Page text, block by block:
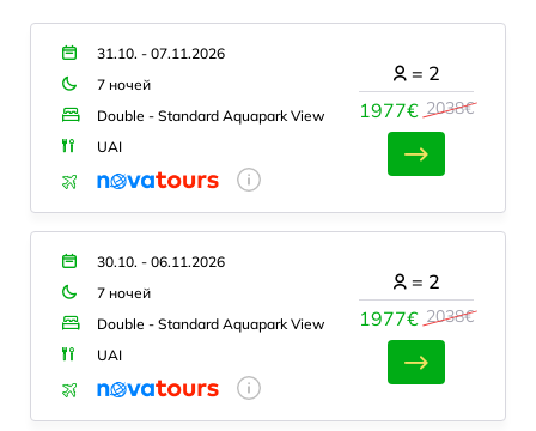
31.10. - 07.11.2026
7 ночей
Double - Standard Aquapark View
UAI
1977€ 2038€
= 2
30.10. - 06.11.2026
7 ночей
Double - Standard Aquapark View
UAI
1977€ 2038€
= 2